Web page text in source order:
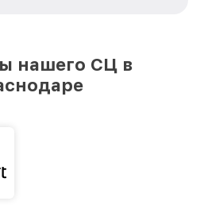
Fortuna в городе
повышая уровень
нашего СЦ в